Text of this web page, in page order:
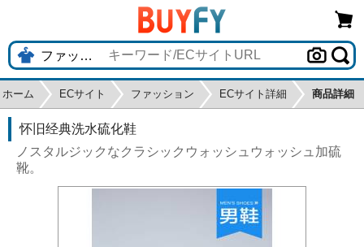
ホーム ECサイト ファッション ECサイト詳細 商品詳細
怀旧经典洗水硫化鞋
ノスタルジックなクラシックウォッシュウォッシュ加硫
靴。